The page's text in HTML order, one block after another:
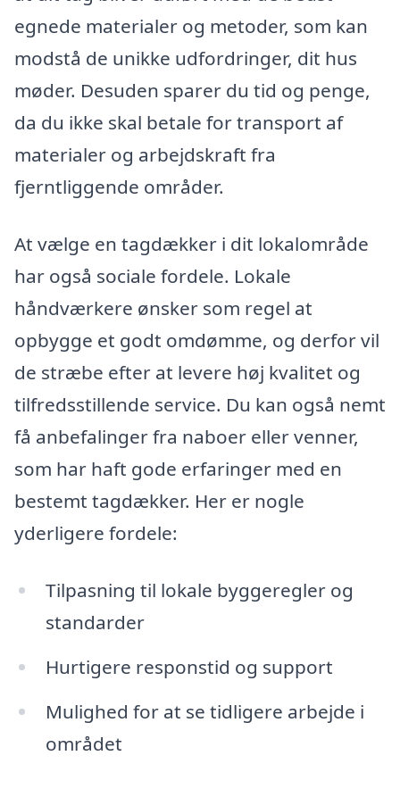
egnede materialer og metoder, som kan
modstå de unikke udfordringer, dit hus
møder. Desuden sparer du tid og penge,
da du ikke skal betale for transport af
materialer og arbejdskraft fra
fjerntliggende områder.
At vælge en tagdækker i dit lokalområde
har også sociale fordele. Lokale
håndværkere ønsker som regel at
opbygge et godt omdømme, og derfor vil
de stræbe efter at levere høj kvalitet og
tilfredsstillende service. Du kan også nemt
få anbefalinger fra naboer eller venner,
som har haft gode erfaringer med en
bestemt tagdækker. Her er nogle
yderligere fordele:
Tilpasning til lokale byggeregler og
standarder
Hurtigere responstid og support
Mulighed for at se tidligere arbejde i
området